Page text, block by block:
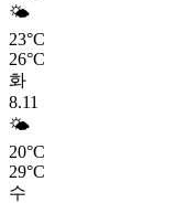
🌤️
23°C
26°C
화
8.11
🌤️
20°C
29°C
수